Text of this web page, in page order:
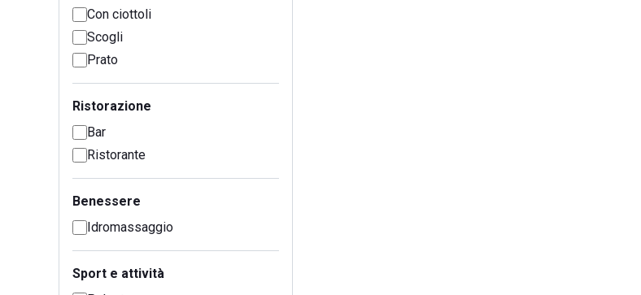
Con ciottoli
Scogli
Prato
Ristorazione
Bar
Ristorante
Benessere
Idromassaggio
Sport e attività